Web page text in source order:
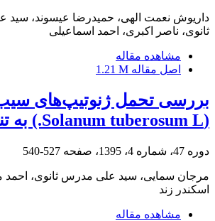
داریوش نعمت الهی، حمیدرضا عیسوند،
ثانوی، ناصر اکبری، احمد اسماعیلی
مشاهده مقاله
اصل مقاله 1.21 M
بررسی تحمل ژنوتیپ‌های
(Solanum tuberosum L.) به تنش کم‌آبی
دوره 47، شماره 4، 1395، صفحه 527-540
مرجان سمایی، سید علی مدرس ثانوی،
اسکندر زند
مشاهده مقاله